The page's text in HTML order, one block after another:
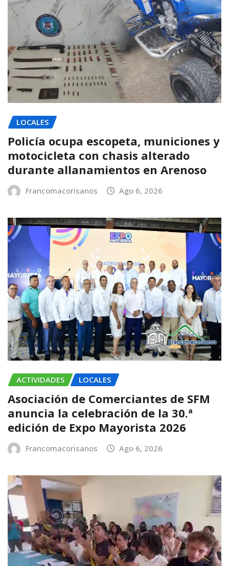
LOCALES
Policía ocupa escopeta, municiones y
motocicleta con chasis alterado
durante allanamientos en Arenoso
Francomacorisanos Ago 6, 2026
ACTIVIDADES LOCALES
Asociación de Comerciantes de SFM
anuncia la celebración de la 30.ª
edición de Expo Mayorista 2026
Francomacorisanos Ago 6, 2026